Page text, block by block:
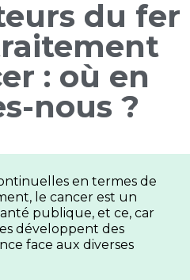
du fer
: où en
nous ?
en termes de
le cancer est un
publique, et ce, car
développent des
face aux diverses